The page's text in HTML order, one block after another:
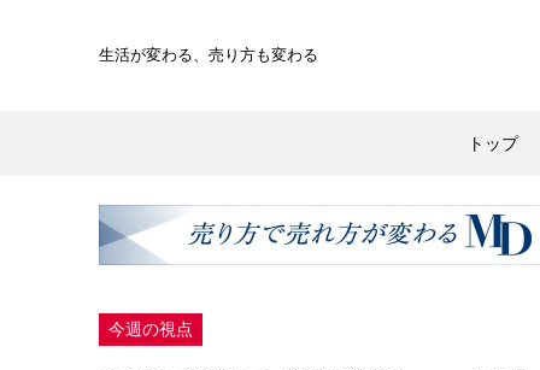
生活が変わる、 売り方も変わる
トップ
今週の視点